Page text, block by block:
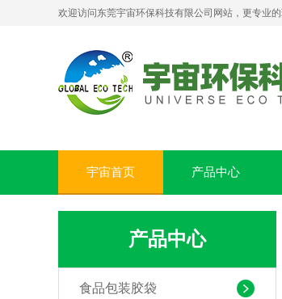
欢迎访问东莞宇宙环保科技有限公司网站，更专业的
宇宙首页 产品中心
产品中心
食品包装胶袋